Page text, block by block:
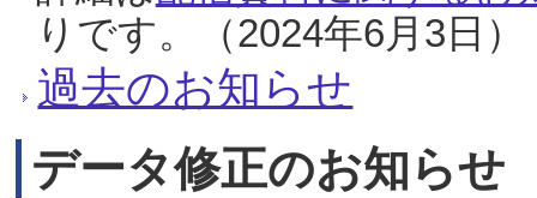
りです。（2024年6月3日）
過去のお知らせ
データ修正のお知らせ